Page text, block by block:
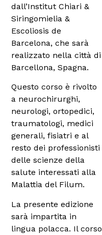
dall’Institut Chiari &
Siringomielia &
Escoliosis de
Barcelona, che sarà
realizzato nella città di
Barcellona, Spagna.
Questo corso è rivolto
a neurochirurghi,
neurologi, ortopedici,
traumatologi, medici
generali, fisiatri e al
resto dei professionisti
delle scienze della
salute interessati alla
Malattia del Filum.
La presente edizione
sarà impartita in
lingua polacca. Il corso